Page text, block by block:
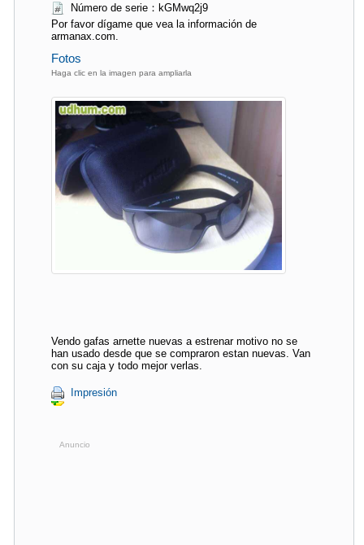
Número de serie：kGMwq2j9
Por favor dígame que vea la información de
armanax.com.
Fotos
Haga clic en la imagen para ampliarla
Vendo gafas arnette nuevas a estrenar motivo no se
han usado desde que se compraron estan nuevas. Van
con su caja y todo mejor verlas.
Impresión
Anuncio